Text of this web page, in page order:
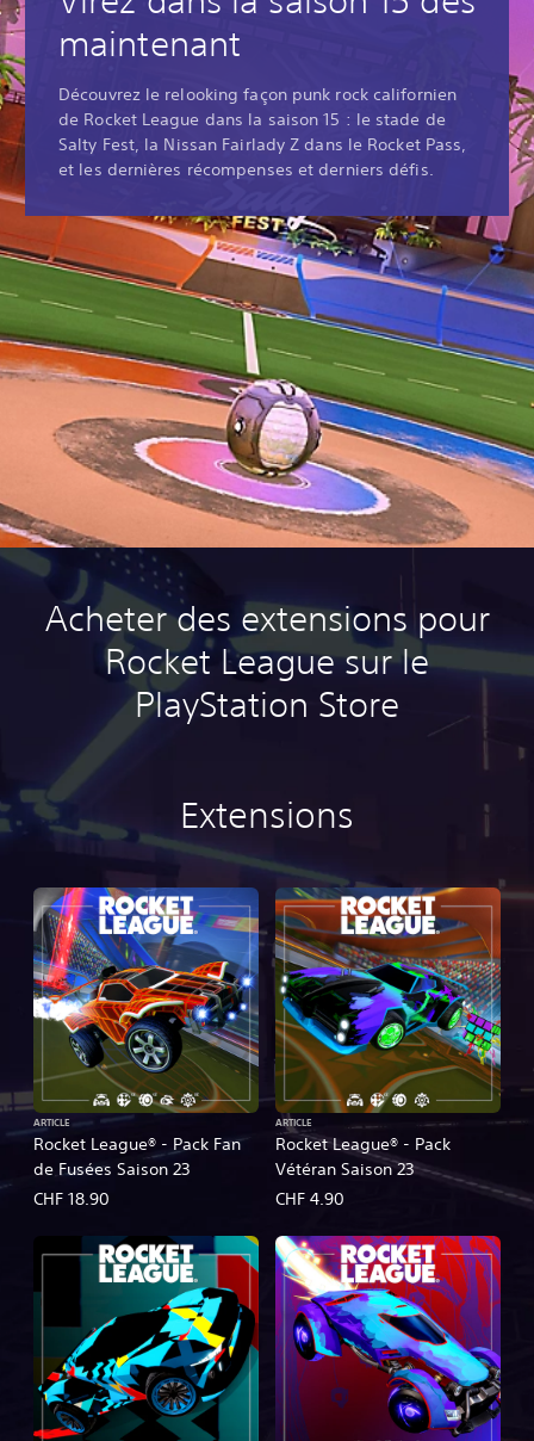
maintenant
Découvrez le relooking façon punk rock californien
de Rocket League dans la saison 15 : le stade de
Salty Fest, la Nissan Fairlady Z dans le Rocket Pass,
et les dernières récompenses et derniers défis.
Acheter des extensions pour
Rocket League sur le
PlayStation Store
Extensions
Rocket League® - Pack Fan
de Fusées Saison 23
ARTICLE
CHF 18.90
Rocket League® - Pack
Vétéran Saison 23
ARTICLE
CHF 4.90